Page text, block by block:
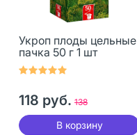
Укроп плоды цельные
пачка 50 г 1 шт
118 руб. 138
В корзину